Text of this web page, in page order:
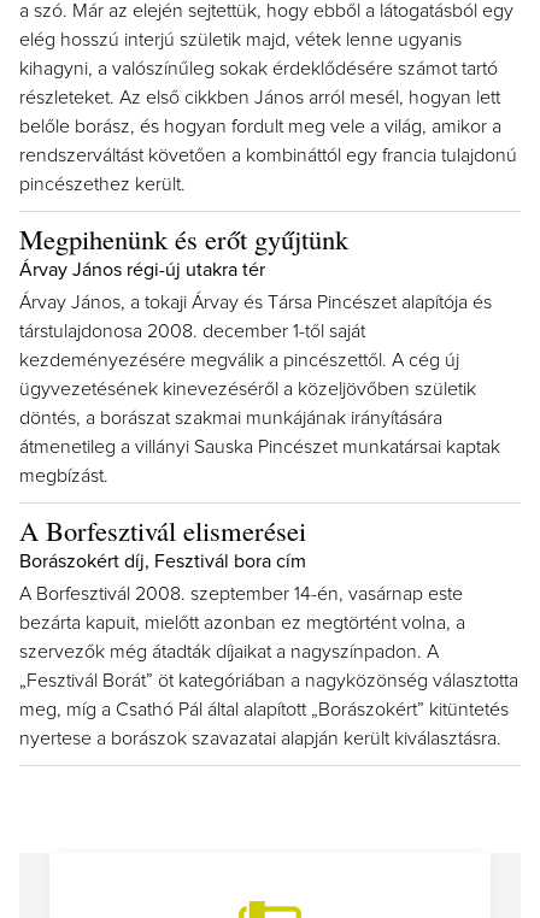
a szó. Már az elején sejtettük, hogy ebből a látogatásból egy
elég hosszú interjú születik majd, vétek lenne ugyanis
kihagyni, a valószínűleg sokak érdeklődésére számot tartó
részleteket. Az első cikkben János arról mesél, hogyan lett
belőle borász, és hogyan fordult meg vele a világ, amikor a
rendszerváltást követően a kombináttól egy francia tulajdonú
pincészethez került.
Megpihenünk és erőt gyűjtünk
Árvay János régi-új utakra tér
Árvay János, a tokaji Árvay és Társa Pincészet alapítója és
társtulajdonosa 2008. december 1-től saját
kezdeményezésére megválik a pincészettől. A cég új
ügyvezetésének kinevezéséről a közeljövőben születik
döntés, a borászat szakmai munkájának irányítására
átmenetileg a villányi Sauska Pincészet munkatársai kaptak
megbízást.
A Borfesztivál elismerései
Borászokért díj, Fesztivál bora cím
A Borfesztivál 2008. szeptember 14-én, vasárnap este
bezárta kapuit, mielőtt azonban ez megtörtént volna, a
szervezők még átadták díjaikat a nagyszínpadon. A
„Fesztivál Borát” öt kategóriában a nagyközönség választotta
meg, míg a Csathó Pál által alapított „Borászokért” kitüntetés
nyertese a borászok szavazatai alapján került kiválasztásra.